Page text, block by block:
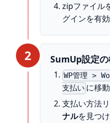
zipファイル
グインを有
2 SumUp設定
WP管理 >
支払い に移
支払い方法
ナルを見つ